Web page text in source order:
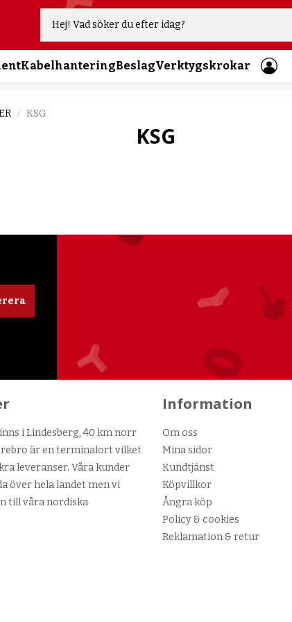
KabelhanteringBeslagVerktygskrokar
KSG
KSG
i Lindesberg, 40 km norr
är en terminalort vilket
leveranser. Våra kunder
över hela landet men vi
till våra nordiska
Information
Om oss
Mina sidor
Kundtjänst
Köpvillkor
Ångra köp
Policy & cookies
Reklamation & retur